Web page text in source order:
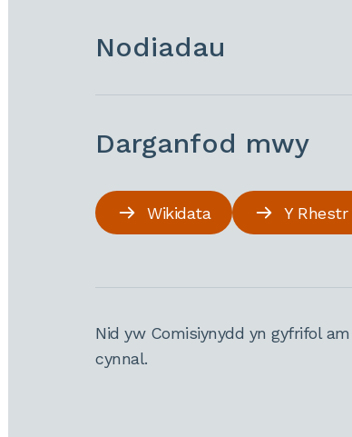
Nodiadau
Darganfod mwy
Wikidata Y
Nid yw Comisiynydd yn gyfrifol
cynnal.